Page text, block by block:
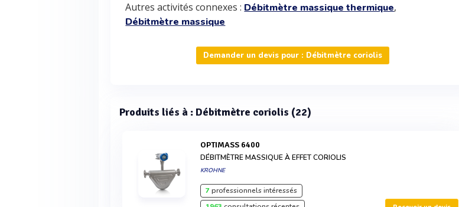
Autres activités connexes : Débitmètre massique thermique,
Débitmètre massique
Demander un devis pour : Débitmètre coriolis
Produits liés à : Débitmètre coriolis (22)
OPTIMASS 6400
DÉBITMÈTRE MASSIQUE À EFFET CORIOLIS
KROHNE
7professionnels intéressés